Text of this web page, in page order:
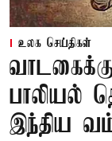
உலக செய்திகள்
பாலியல்
இந்திய